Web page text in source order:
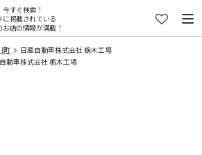
今すぐ検索！
に掲載されている
お店の情報が満載！
町
日産自動車株式会社 栃木工場
動車株式会社 栃木工場